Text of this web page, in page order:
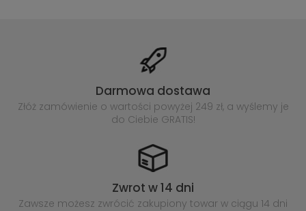
Darmowa dostawa
Złóż zamówienie o wartości powyżej 249 zł, a wyślemy je
do Ciebie GRATIS!
Zwrot w 14 dni
Zawsze możesz zwrócić zakupiony towar w ciągu 14 dni